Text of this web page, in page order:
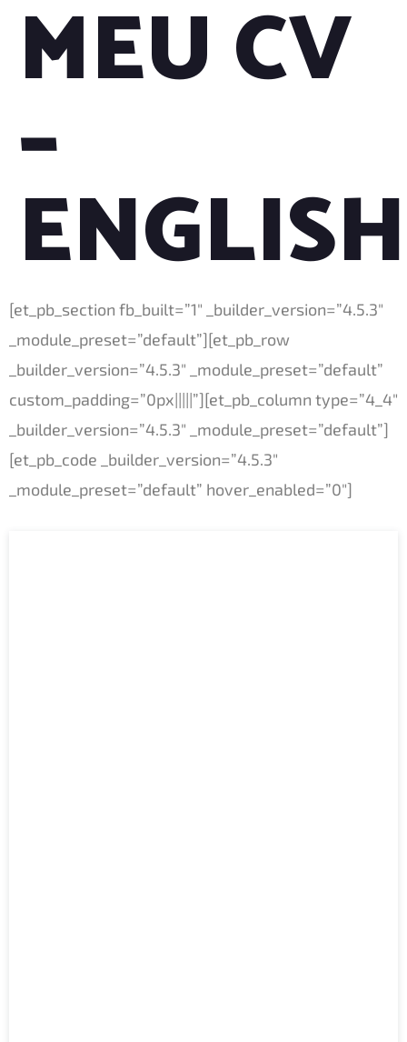
MEU CV
–
ENGLISH
[et_pb_section fb_built=”1″ _builder_version=”4.5.3″
_module_preset=”default”][et_pb_row
_builder_version=”4.5.3″ _module_preset=”default”
custom_padding=”0px|||||”][et_pb_column type=”4_4″
_builder_version=”4.5.3″ _module_preset=”default”]
[et_pb_code _builder_version=”4.5.3″
_module_preset=”default” hover_enabled=”0″]